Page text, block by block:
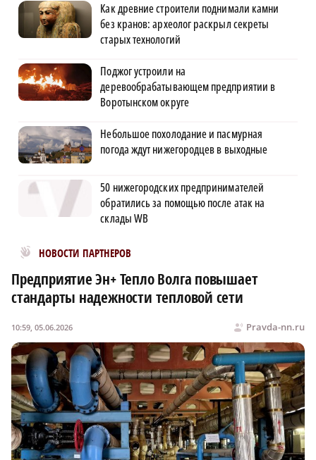
Как древние строители поднимали камни
без кранов: археолог раскрыл секреты
старых технологий
Поджог устроили на
деревообрабатывающем предприятии в
Воротынском округе
Небольшое похолодание и пасмурная
погода ждут нижегородцев в выходные
50 нижегородских предпринимателей
обратились за помощью после атак на
склады WB
НОВОСТИ ПАРТНЕРОВ
Новости МирТесен
Предприятие Эн+ Тепло Волга повышает
стандарты надежности тепловой сети
Pravda-nn.ru
10:59, 05.06.2026